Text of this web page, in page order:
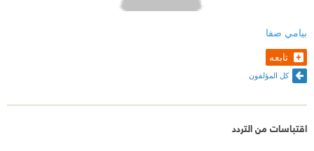
بيامي صفا
تابعه
كل المؤلفون
اقتباسات من التردد